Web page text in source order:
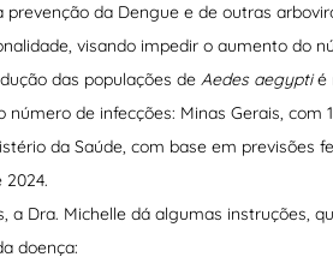
da Dengue e de outras
visando impedir o aumento do
das populações de Aedes aegyptié
de infecções: Minas Gerais, com
da Saúde, com base em previsões
a Dra. Michelle dá algumas instruções,
doença: